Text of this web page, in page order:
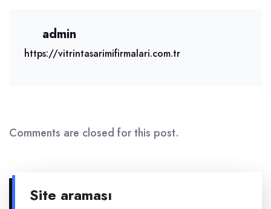
admin
https://vitrintasarimifirmalari.com.tr
Comments are closed for this post.
Site araması